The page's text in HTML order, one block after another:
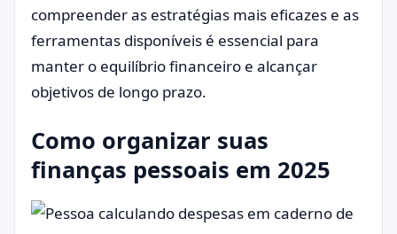
compreender as estratégias mais eficazes e as
ferramentas disponíveis é essencial para
manter o equilíbrio financeiro e alcançar
objetivos de longo prazo.
Como organizar suas
finanças pessoais em 2025